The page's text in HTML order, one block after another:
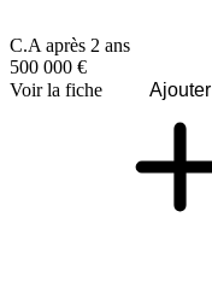
C.A après 2 ans
500 000 €
Voir la fiche
Ajouter